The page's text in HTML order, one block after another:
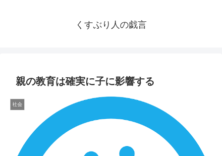
くすぶり人の戯言
親の教育は確実に子に影響する
社会